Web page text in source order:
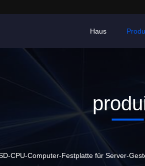
Haus
CPU-Computer-Festplatte für Server-